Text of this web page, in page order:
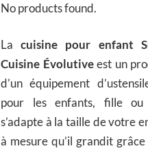
No products found.
Lacuisine pour enfant
Cuisine Évolutiveest un
d’un équipement
pour les enfants, fille ou
s’adapte à la taille de votre
à mesure qu’il grandit